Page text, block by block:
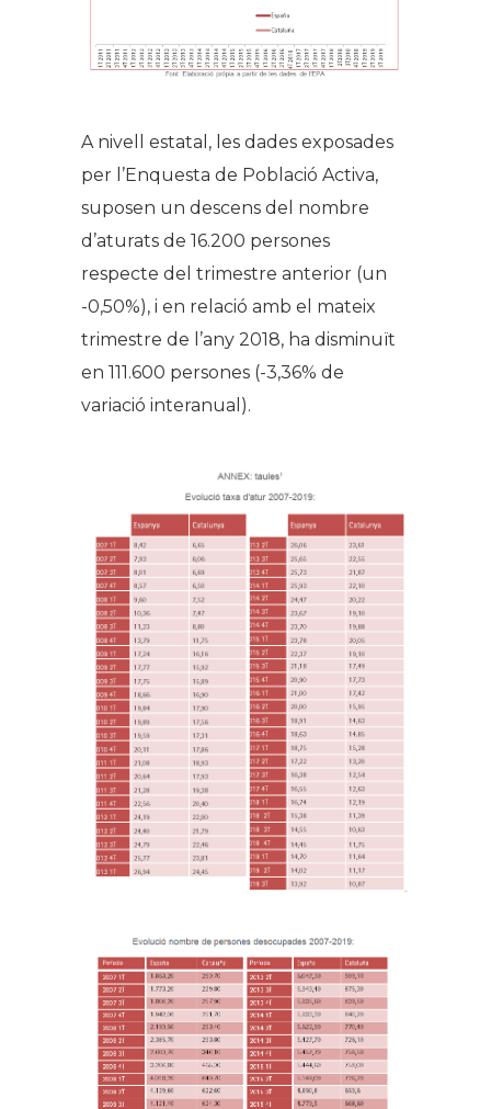
A nivell estatal, les dades exposades
per l’Enquesta de Població Activa,
suposen un descens del nombre
d’aturats de 16.200 persones
respecte del trimestre anterior (un
-0,50%), i en relació amb el mateix
trimestre de l’any 2018, ha disminuït
en 111.600 persones (-3,36% de
variació interanual).